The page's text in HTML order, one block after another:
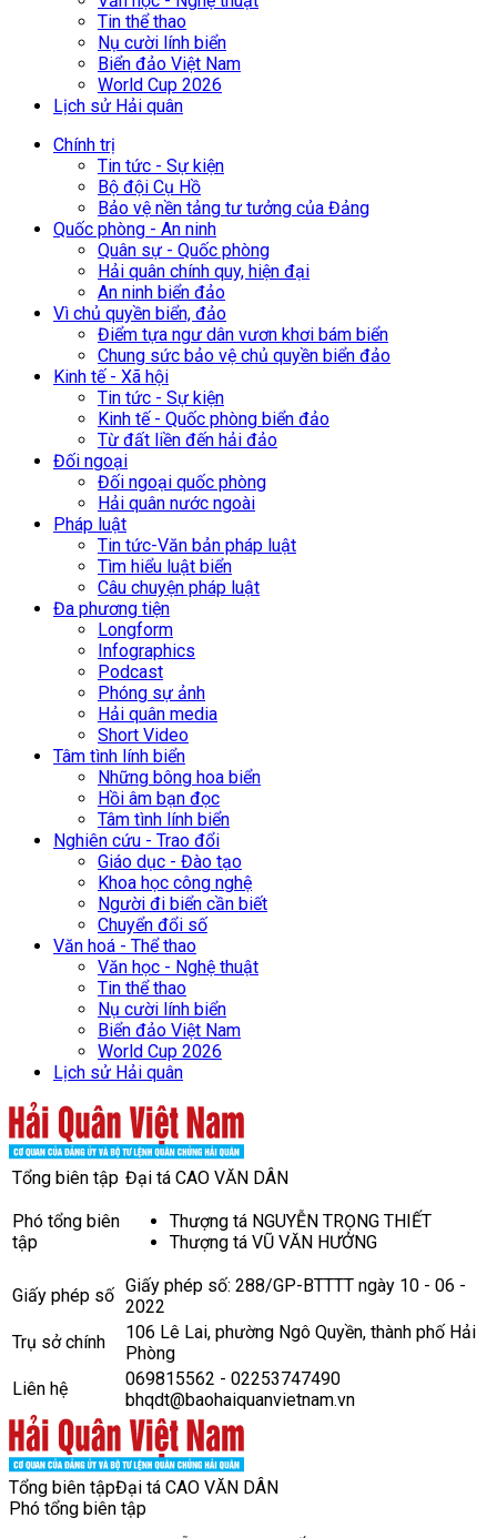
Tin thể thao
Nụ cười lính biển
Biển đảo Việt Nam
World Cup 2026
Lịch sử Hải quân
Chính trị
Tin tức - Sự kiện
Bộ đội Cụ Hồ
Bảo vệ nền tảng tư tưởng của Đảng
Quốc phòng - An ninh
Quân sự - Quốc phòng
Hải quân chính quy, hiện đại
An ninh biển đảo
Vì chủ quyền biển, đảo
Điểm tựa ngư dân vươn khơi bám biển
Chung sức bảo vệ chủ quyền biển đảo
Kinh tế - Xã hội
Tin tức - Sự kiện
Kinh tế - Quốc phòng biển đảo
Từ đất liền đến hải đảo
Đối ngoại
Đối ngoại quốc phòng
Hải quân nước ngoài
Pháp luật
Tin tức-Văn bản pháp luật
Tìm hiểu luật biển
Câu chuyện pháp luật
Đa phương tiện
Longform
Infographics
Podcast
Phóng sự ảnh
Hải quân media
Short Video
Tâm tình lính biển
Những bông hoa biển
Hồi âm bạn đọc
Tâm tình lính biển
Nghiên cứu - Trao đổi
Giáo dục - Đào tạo
Khoa học công nghệ
Người đi biển cần biết
Chuyển đổi số
Văn hoá - Thể thao
Văn học - Nghệ thuật
Tin thể thao
Nụ cười lính biển
Biển đảo Việt Nam
World Cup 2026
Lịch sử Hải quân
Tổng biên tập Đại tá CAO VĂN DÂN
Phó tổng biên
tập
Thượng tá NGUYỄN TRỌNG THIẾT
Thượng tá VŨ VĂN HƯỞNG
Giấy phép số Giấy phép số: 288/GP-BTTTT ngày 10 - 06 -
2022
Trụ sở chính
106 Lê Lai, phường Ngô Quyền, thành phố Hải
Phòng
Liên hệ
069815562 - 02253747490
bhqdt@baohaiquanvietnam.vn
Tổng biên tậpĐại tá CAO VĂN DÂN
Phó tổng biên tập